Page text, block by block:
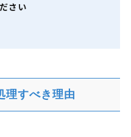
さい
理すべき理由